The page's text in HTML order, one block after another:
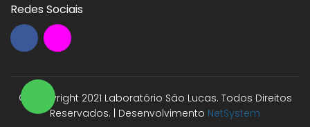
Redes Sociais
© Copyright 2021 Laboratório São Lucas. Todos Direitos
Reservados. | Desenvolvimento NetSystem